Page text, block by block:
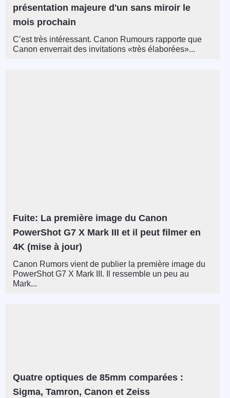
présentation majeure d'un sans miroir le
mois prochain
C’est très intéressant. Canon Rumours rapporte que
Canon enverrait des invitations «très élaborées»...
Fuite: La première image du Canon
PowerShot G7 X Mark III et il peut filmer en
4K (mise à jour)
Canon Rumors vient de publier la première image du
PowerShot G7 X Mark III. Il ressemble un peu au
Mark...
Quatre optiques de 85mm comparées :
Sigma, Tamron, Canon et Zeiss